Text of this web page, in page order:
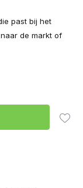
past bij het
de markt of